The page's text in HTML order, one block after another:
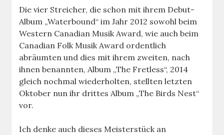
Die vier Streicher, die schon mit ihrem Debut-
Album „Waterbound“ im Jahr 2012 sowohl beim
Western Canadian Musik Award, wie auch beim
Canadian Folk Musik Award ordentlich
abräumten und dies mit ihrem zweiten, nach
ihnen benannten, Album „The Fretless“, 2014
gleich nochmal wiederholten, stellten letzten
Oktober nun ihr drittes Album „The Birds Nest“
vor.
Ich denke auch dieses Meisterstück an